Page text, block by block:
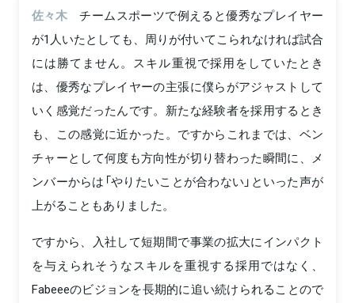
佐々木
チームスポーツで例えると優秀なプレイヤー
が1人いたとしても、周りが付いてこられなければ試合
には勝てません。スキル重視で採用をしていたとき
は、優秀なプレイヤーの主張に僕らがアジャストして
いく感覚だったんです。新たな経験者を採用するとき
も、この感覚に近かった。ですからこれまでは、ベン
チャーとして何度も方向性が切り替わった瞬間に、メ
ンバーからは「やりたいことが合わない」といった声が
上がることもありました。
ですから、入社して短期間で事業の拡大にインパクト
を与えられそうなスキルを重視する採用ではなく、
Fabeeeのビジョンを長期的に追い続けられることので